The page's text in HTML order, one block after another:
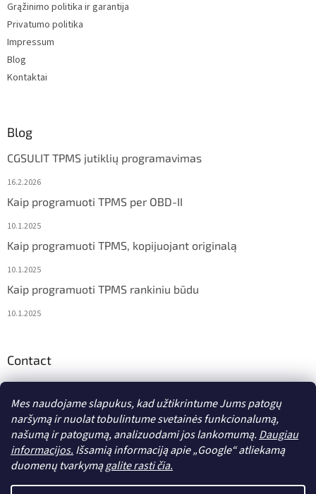
Mes naudojame slapukus, kad užtikrintume Jums patogų
naršymą ir nuolat tobulintume svetainės funkcionalumą,
našumą ir patogumą, analizuodami jos lankomumą. Daugiau
informacijos. Išsamią informaciją apie „Google“ atliekamą
duomenų tvarkymągalite rasti čia.
Grąžinimo politika ir garantija
Privatumo politika
Impressum
Blog
Kontaktai
Blog
CGSULIT TPMS jutiklių programavimas
16.2.2026
Kaip programuoti TPMS per OBD-II
10.1.2025
Kaip programuoti TPMS, kopijuojant originalą
10.1.2025
Kaip programuoti TPMS rankiniu būdu
10.1.2025
Contact